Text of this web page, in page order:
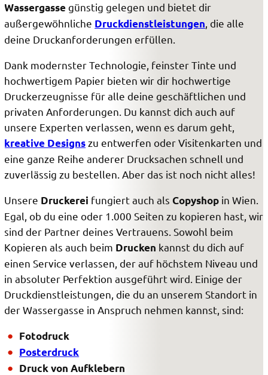
Wassergassegünstig gelegen und bietet dir
außergewöhnliche Druckdienstleistungen , die alle
deine Druckanforderungen erfüllen.
Dank modernster Technologie, feinster Tinte und
hochwertigem Papier bieten wir dir hochwertige
Druckerzeugnisse für alle deine geschäftlichen und
privaten Anforderungen. Du kannst dich auch auf
unsere Experten verlassen, wenn es darum geht,
kreative Designszu entwerfen oder Visitenkarten und
eine ganze Reihe anderer Drucksachen schnell und
zuverlässig zu bestellen. Aber das ist noch nicht alles!
Unsere Druckerei fungiert auch alsCopyshop in Wien.
Egal, ob du eine oder 1.000 Seiten zu kopieren hast, wir
sind der Partner deines Vertrauens. Sowohl beim
Kopieren als auch beim Drucken kannst du dich auf
einen Service verlassen, der auf höchstem Niveau und
in absoluter Perfektion ausgeführt wird. Einige der
Druckdienstleistungen, die du an unserem Standort in
der Wassergasse in Anspruch nehmen kannst, sind:
Fotodruck
Posterdruck
Druck von Aufklebern